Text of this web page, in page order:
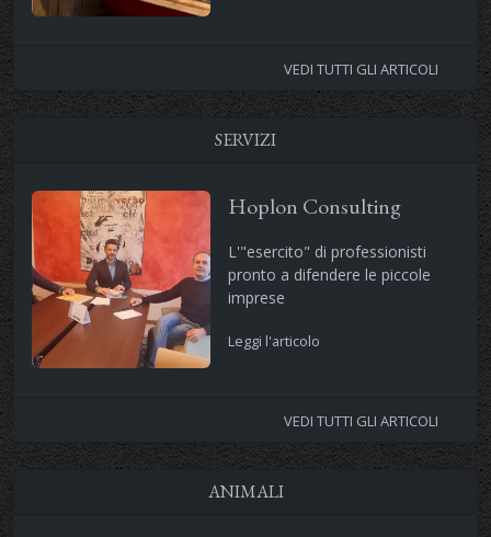
VEDI TUTTI GLI ARTICOLI
SERVIZI
Hoplon Consulting
L'"esercito" di professionisti
pronto a difendere le piccole
imprese
Leggi l'articolo
VEDI TUTTI GLI ARTICOLI
ANIMALI